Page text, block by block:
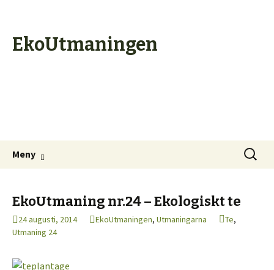
EkoUtmaningen
Meny
Sök
efter:
EkoUtmaning nr.24 – Ekologiskt te
24 augusti, 2014 EkoUtmaningen, Utmaningarna Te,
Utmaning 24